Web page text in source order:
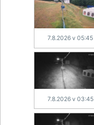
7.8.2026 v 05:45
7.8.2026 v 03:45